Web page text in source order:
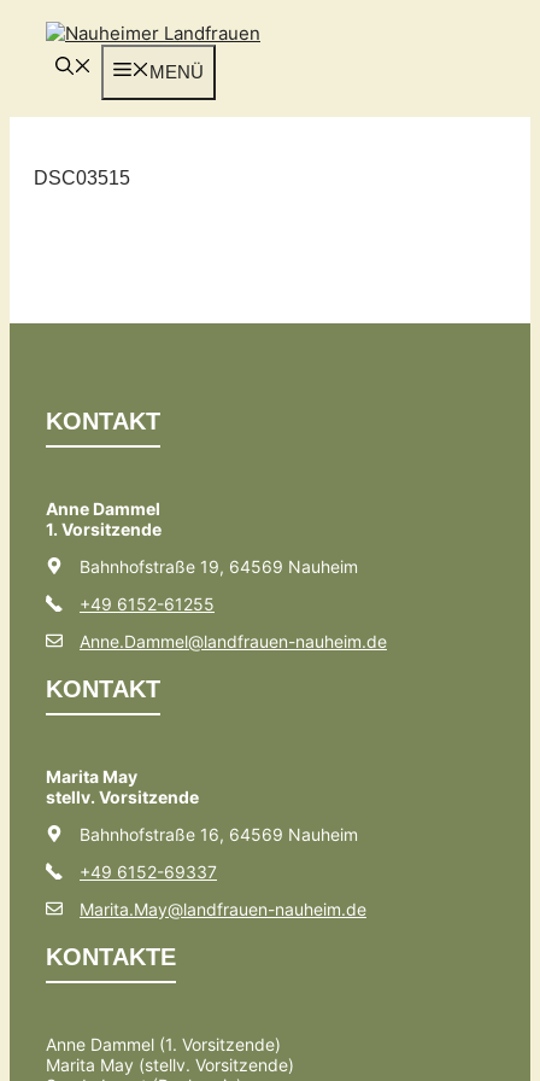
Inhalt
springen
MENÜ
DSC03515
KONTAKT
Anne Dammel
1. Vorsitzende
Bahnhofstraße 19, 64569 Nauheim
+49 6152-61255
Anne.Dammel@landfrauen-nauheim.de
KONTAKT
Marita May
stellv. Vorsitzende
Bahnhofstraße 16, 64569 Nauheim
+49 6152-69337
Marita.May@landfrauen-nauheim.de
KONTAKTE
Anne Dammel (1. Vorsitzende)
Marita May (stellv. Vorsitzende)